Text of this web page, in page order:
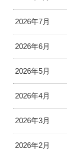
2026年7月
2026年6月
2026年5月
2026年4月
2026年3月
2026年2月